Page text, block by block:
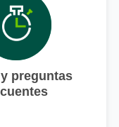
preguntas